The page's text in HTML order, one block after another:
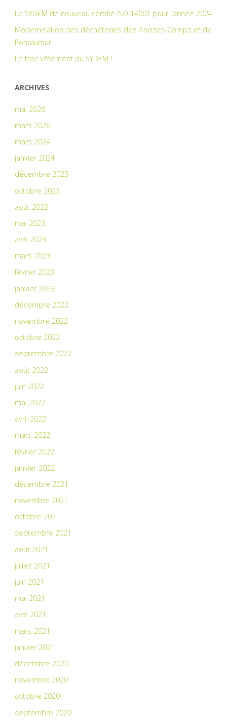
Le SYDEM de nouveau certifié ISO 14001 pour l’année 2024
Modernisation des déchèteries des Ancizes-Comps et de
Pontaumur
Le troc vêtement du SYDEM !
ARCHIVES
mai 2026
mars 2026
mars 2024
janvier 2024
décembre 2023
octobre 2023
août 2023
mai 2023
avril 2023
mars 2023
février 2023
janvier 2023
décembre 2022
novembre 2022
octobre 2022
septembre 2022
août 2022
juin 2022
mai 2022
avril 2022
mars 2022
février 2022
janvier 2022
décembre 2021
novembre 2021
octobre 2021
septembre 2021
août 2021
juillet 2021
juin 2021
mai 2021
avril 2021
mars 2021
janvier 2021
décembre 2020
novembre 2020
octobre 2020
septembre 2020